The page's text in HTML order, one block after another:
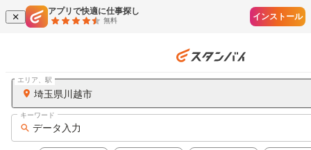
アプリで快適に仕事探し
無料 インストール
埼玉県川越市
エリア、駅
データ入力
キーワード